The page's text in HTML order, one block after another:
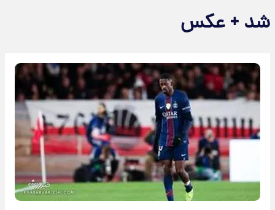
شد + عکس